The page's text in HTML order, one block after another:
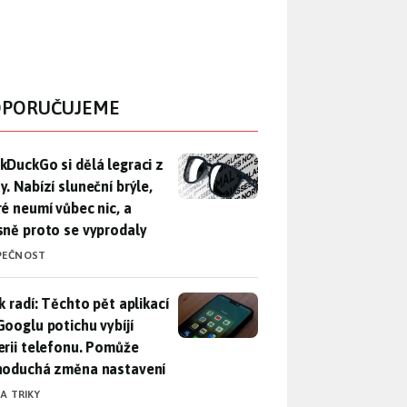
si dělá legraci z Mety. Nabízí sluneční brýle, které
si dělá legraci z
Nabízí sluneční brýle,
neumí vůbec nic, a
proto se vyprodaly
radí: Těchto pět aplikací od Googlu potichu vybíjí baterii
radí: Těchto pět aplikací
potichu vybíjí
telefonu. Pomůže
změna nastavení
TRIKY